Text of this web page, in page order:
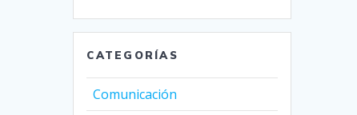
CATEGORÍAS
Comunicación